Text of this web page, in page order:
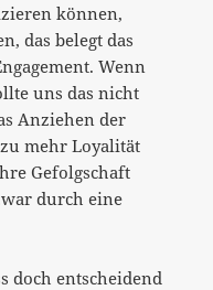
können,
das belegt das
Wenn
uns das nicht
Anziehen der
mehr Loyalität
Gefolgschaft
durch eine
doch entscheidend